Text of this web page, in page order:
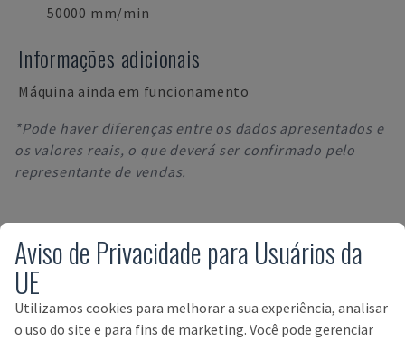
50000 mm/min
Informações adicionais
Máquina ainda em funcionamento
*Pode haver diferenças entre os dados apresentados e
os valores reais, o que deverá ser confirmado pelo
representante de vendas.
O SEU GESTOR DE CONTA:
José María García
Aviso de Privacidade para Usuários da
UE
Utilizamos cookies para melhorar a sua experiência, analisar
o uso do site e para fins de marketing. Você pode gerenciar